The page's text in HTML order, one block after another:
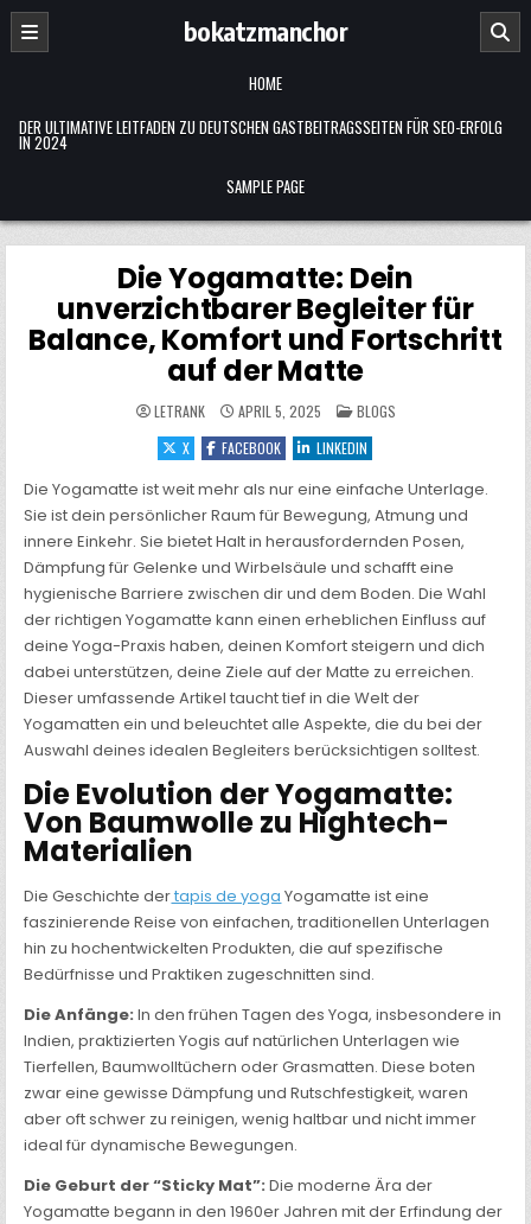
Skip
content
bokatzmanchor
HOME
DER ULTIMATIVE LEITFADEN ZU DEUTSCHEN GASTBEITRAGSSEITEN FÜR SEO-ERFOLG
IN 2024
SAMPLE PAGE
Die Yogamatte: Dein
unverzichtbarer Begleiter für
Balance, Komfort und Fortschritt
auf der Matte
LETRANK APRIL 5, 2025 POSTED
IN
BLOGS
X
FACEBOOK LINKEDIN
Die Yogamatte ist weit mehr als nur eine einfache Unterlage.
Sie ist dein persönlicher Raum für Bewegung, Atmung und
innere Einkehr. Sie bietet Halt in herausfordernden Posen,
Dämpfung für Gelenke und Wirbelsäule und schafft eine
hygienische Barriere zwischen dir und dem Boden. Die Wahl
der richtigen Yogamatte kann einen erheblichen Einfluss auf
deine Yoga-Praxis haben, deinen Komfort steigern und dich
dabei unterstützen, deine Ziele auf der Matte zu erreichen.
Dieser umfassende Artikel taucht tief in die Welt der
Yogamatten ein und beleuchtet alle Aspekte, die du bei der
Auswahl deines idealen Begleiters berücksichtigen solltest.
Die Evolution der Yogamatte:
Von Baumwolle zu Hightech-
Materialien
Die Geschichte dertapis de yoga Yogamatte ist eine
faszinierende Reise von einfachen, traditionellen Unterlagen
hin zu hochentwickelten Produkten, die auf spezifische
Bedürfnisse und Praktiken zugeschnitten sind.
Die Anfänge: In den frühen Tagen des Yoga, insbesondere in
Indien, praktizierten Yogis auf natürlichen Unterlagen wie
Tierfellen, Baumwolltüchern oder Grasmatten. Diese boten
zwar eine gewisse Dämpfung und Rutschfestigkeit, waren
aber oft schwer zu reinigen, wenig haltbar und nicht immer
ideal für dynamische Bewegungen.
Die Geburt der “Sticky Mat”: Die moderne Ära der
Yogamatte begann in den 1960er Jahren mit der Erfindung der